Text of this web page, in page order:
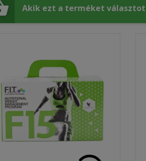
Akik ezt a terméket